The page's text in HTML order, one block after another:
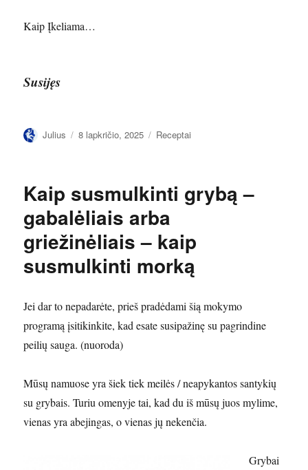
Kaip Įkeliama…
Susijęs
Autorius
Julius Paskelbta
8 lapkričio, 2025 Kategorijos
Receptai
Kaip susmulkinti grybą –
gabalėliais arba
griežinėliais – kaip
susmulkinti morką
Jei dar to nepadarėte, prieš pradėdami šią mokymo
programą įsitikinkite, kad esate susipažinę su pagrindine
peilių sauga. (nuoroda)
Mūsų namuose yra šiek tiek meilės / neapykantos santykių
su grybais. Turiu omenyje tai, kad du iš mūsų juos mylime,
vienas yra abejingas, o vienas jų nekenčia.
Grybai